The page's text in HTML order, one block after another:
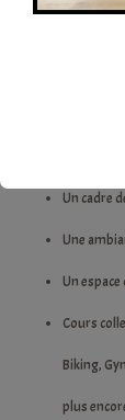
Un cadre
Une
Un
Cours
Biking,
plus